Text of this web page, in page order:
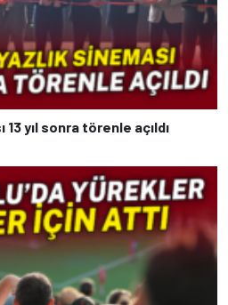
13 yıl sonra törenle açıldı